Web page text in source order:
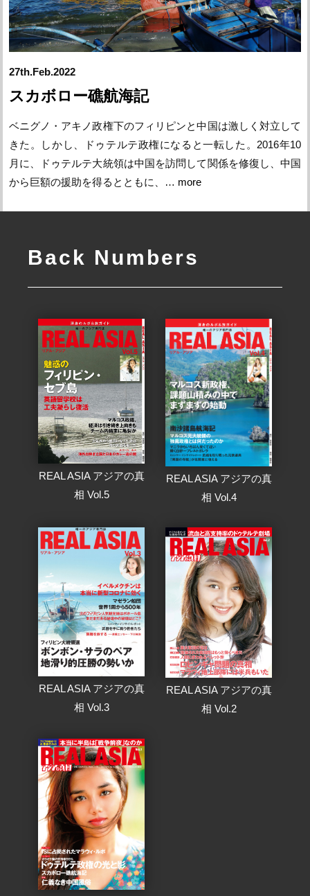
27th.Feb.2022
スカボロー礁航海記
ベニグノ・アキノ政権下のフィリピンと中国は激しく対立して
きた。しかし、ドゥテルテ政権になると一転した。2016年10
月に、ドゥテルテ大統領は中国を訪問して関係を修復し、中国
から巨額の援助を得るとともに、… more
Back Numbers
REAL ASIA アジアの真
相 Vol.5
REAL ASIA アジアの真
相 Vol.4
REAL ASIA アジアの真
相 Vol.3
REAL ASIA アジアの真
相 Vol.2